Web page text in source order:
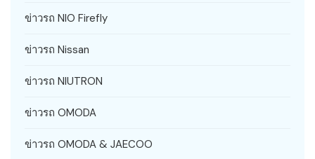
ข่าวรถ NIO Firefly
ข่าวรถ Nissan
ข่าวรถ NIUTRON
ข่าวรถ OMODA
ข่าวรถ OMODA & JAECOO